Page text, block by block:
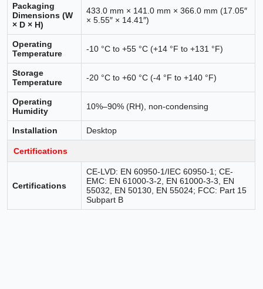
Packaging
Dimensions (W
× D × H)
433.0 mm × 141.0 mm × 366.0 mm (17.05″
× 5.55″ × 14.41″)
Operating
Temperature
-10 °C to +55 °C (+14 °F to +131 °F)
Storage
Temperature
-20 °C to +60 °C (-4 °F to +140 °F)
Operating
Humidity
10%–90% (RH), non-condensing
Installation Desktop
Certifications
Certifications
CE-LVD: EN 60950-1/IEC 60950-1; CE-
EMC: EN 61000-3-2, EN 61000-3-3, EN
55032, EN 50130, EN 55024; FCC: Part 15
Subpart B